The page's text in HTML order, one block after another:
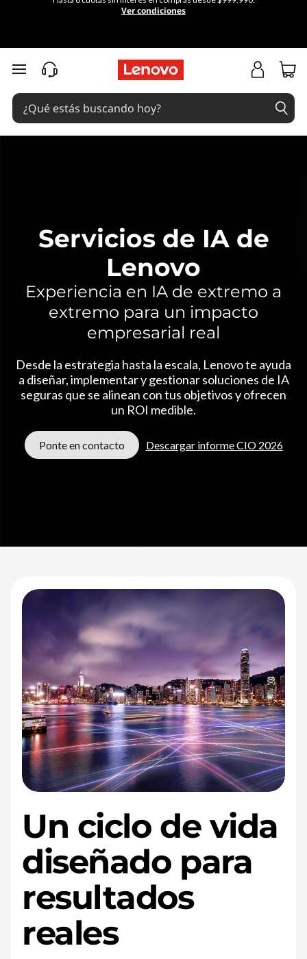
e
i
Ver condiciones
Ir al contenido principal
Servicios de IA de
Lenovo
Experiencia en IA de extremo a
extremo para un impacto
empresarial real
Desde la estrategia hasta la escala, Lenovo te ayuda
a diseñar, implementar y gestionar soluciones de IA
seguras que se alinean con tus objetivos y ofrecen
un ROI medible.
Ponte en contacto Descargar informe CIO 2026
Un ciclo de vida
diseñado para
resultados
reales